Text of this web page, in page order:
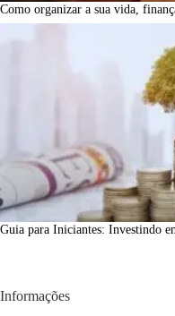
Como organizar a sua vida,
Guia para Iniciantes: Investindo
Informações